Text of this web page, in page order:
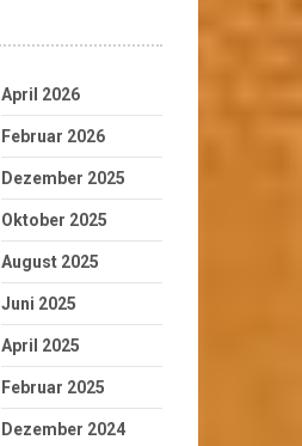
April 2026
Februar 2026
Dezember 2025
Oktober 2025
August 2025
Juni 2025
April 2025
Februar 2025
Dezember 2024